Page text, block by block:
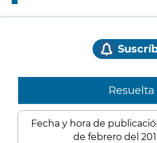
Resuelta
Fecha y hora de
de febrero del